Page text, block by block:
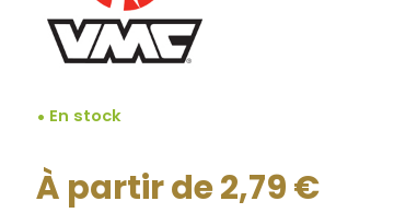
En stock
À partir de2,79€